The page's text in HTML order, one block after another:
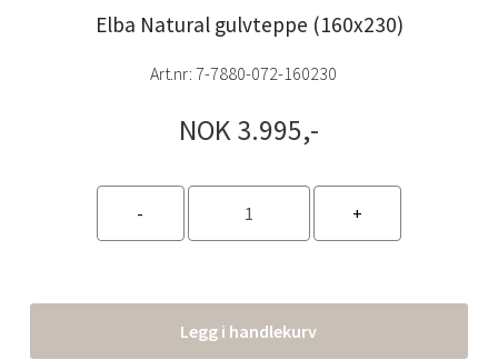
Elba Natural gulvteppe (160x230)
Art.nr: 7-7880-072-160230
NOK 3.995,-
Legg i handlekurv